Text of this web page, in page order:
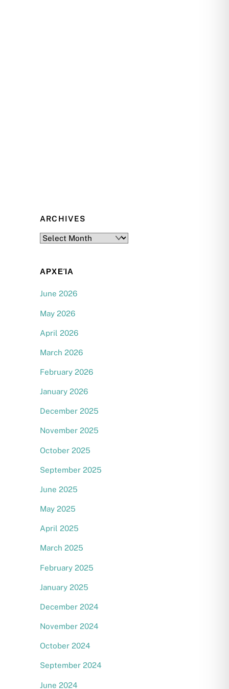
ARCHIVES
Archives
ΑΡΧΕΊΑ
June 2026
May 2026
April 2026
March 2026
February 2026
January 2026
December 2025
November 2025
October 2025
September 2025
June 2025
May 2025
April 2025
March 2025
February 2025
January 2025
December 2024
November 2024
October 2024
September 2024
June 2024